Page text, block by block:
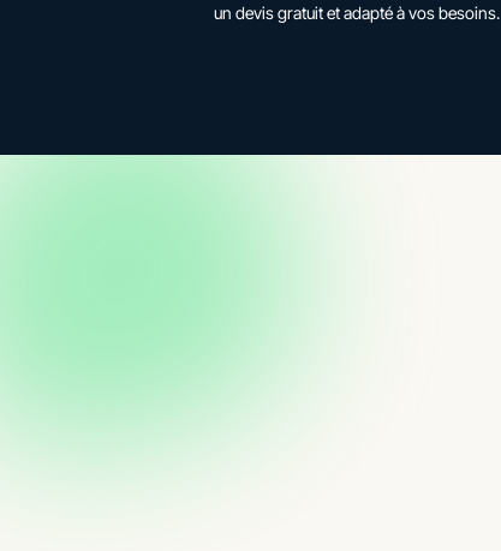
un devis gratuit et adapté à vos besoins.